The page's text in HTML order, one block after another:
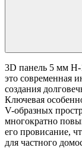
3D панель 5 мм
это современная
создания
Ключевая
V-образных
многократно
его провисание,
для частного